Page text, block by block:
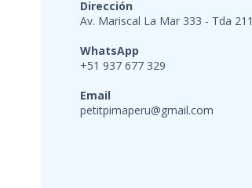
Dirección
Av. Mariscal La Mar 333 - Tda 211
WhatsApp
+51 937 677 329
Email
petitpimaperu@gmail.com